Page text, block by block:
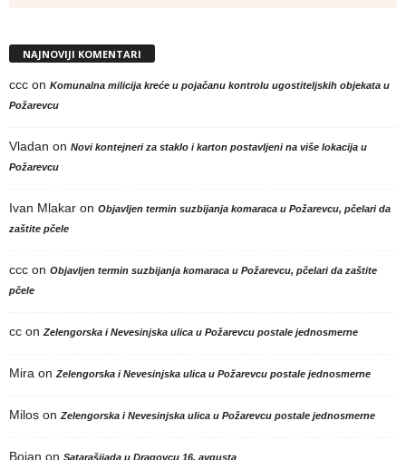
NAJNOVIJI KOMENTARI
ccc on Komunalna milicija kreće u pojačanu kontrolu ugostiteljskih objekata u
Požarevcu
Vladan on Novi kontejneri za staklo i karton postavljeni na više lokacija u
Požarevcu
Ivan Mlakar on Objavljen termin suzbijanja komaraca u Požarevcu, pčelari da
zaštite pčele
ccc on Objavljen termin suzbijanja komaraca u Požarevcu, pčelari da zaštite
pčele
cc on Zelengorska i Nevesinjska ulica u Požarevcu postale jednosmerne
Mira on Zelengorska i Nevesinjska ulica u Požarevcu postale jednosmerne
Milos on Zelengorska i Nevesinjska ulica u Požarevcu postale jednosmerne
Bojan on Satarašijada u Dragovcu 16. avgusta